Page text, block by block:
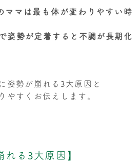
ママは最も体が変わりやすい時
姿勢が定着すると不調が長期化
姿勢が崩れる3大原因と
やすくお伝えします。
れる3大原因】